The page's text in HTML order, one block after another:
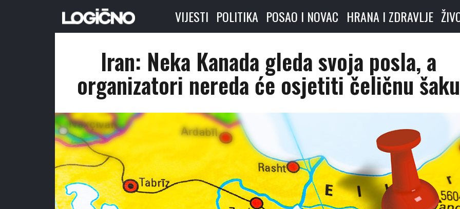
VIJESTI POLITIKA POSAO I NOVAC HRANA I ZDRAVLJE
Iran: Neka Kanada gleda svoja posla, a
organizatori nereda će osjetiti čeličnu šaku